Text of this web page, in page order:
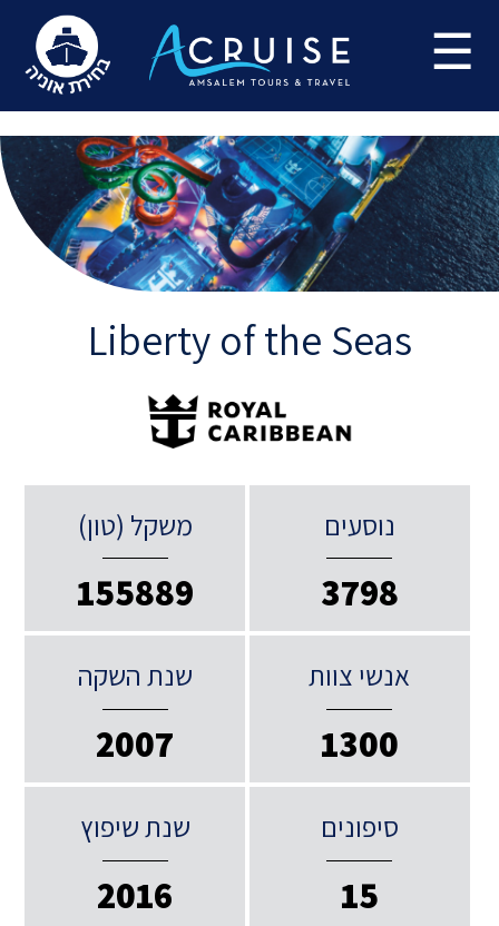
Update cookies preferences
☰
Liberty of the Seas
נוסעים
3798
משקל (טון)
155889
אנשי צוות
1300
שנת השקה
2007
סיפונים
15
שנת שיפוץ
2016